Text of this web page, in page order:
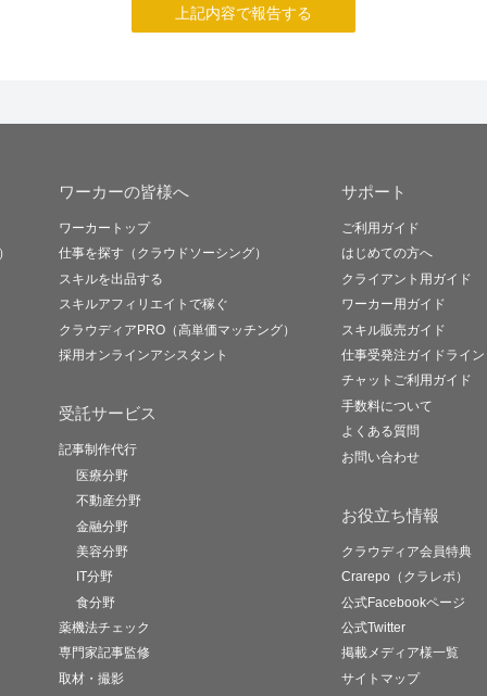
上記内容で報告する
ワーカーの皆様へ
ワーカートップ
仕事を探す（クラウドソーシング）
スキルを出品する
スキルアフィリエイトで稼ぐ
クラウディアPRO（高単価マッチング）
採用オンラインアシスタント
受託サービス
記事制作代行
医療分野
不動産分野
金融分野
美容分野
IT分野
食分野
薬機法チェック
専門家記事監修
取材・撮影
サポート
ご利用ガイド
はじめての方へ
クライアント用ガイド
ワーカー用ガイド
スキル販売ガイド
仕事受発注ガイドライン
チャットご利用ガイド
手数料について
よくある質問
お問い合わせ
お役立ち情報
クラウディア会員特典
Crarepo（クラレポ）
公式Facebookページ
公式Twitter
掲載メディア様一覧
サイトマップ